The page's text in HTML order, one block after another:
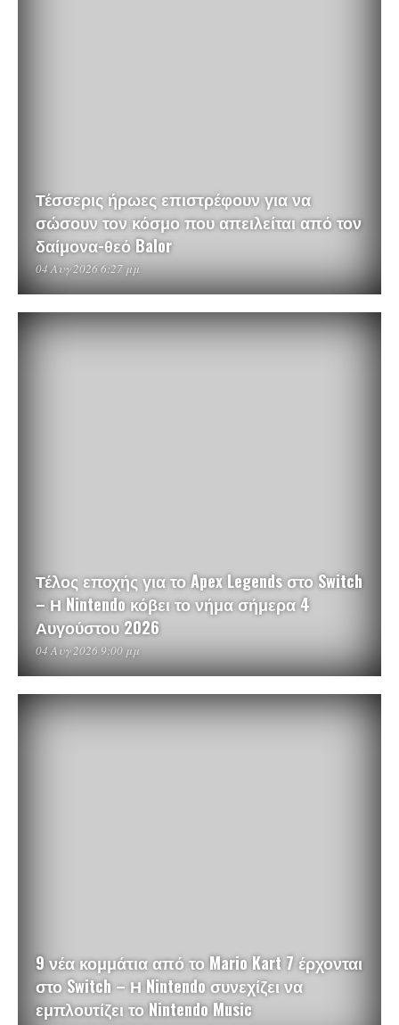
Τέσσερις ήρωες επιστρέφουν για να
σώσουν τον κόσμο που απειλείται από τον
δαίμονα-θεό Balor
04 Αυγ 2026 6:27 μμ
Τέλος εποχής για το Apex Legends στο Switch
– Η Nintendo κόβει το νήμα σήμερα 4
Αυγούστου 2026
04 Αυγ 2026 9:00 μμ
9 νέα κομμάτια από το Mario Kart 7 έρχονται
στο Switch – Η Nintendo συνεχίζει να
εμπλουτίζει το Nintendo Music